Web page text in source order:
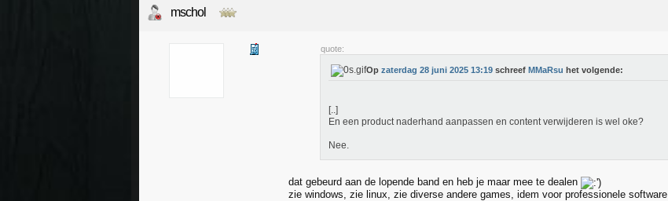
mschol
quote:
Op zaterdag 28 juni 2025 13:19 schreef MMaRsu het volgende:
[..]
En een product naderhand aanpassen en content verwijderen is wel oke?
Nee.
dat gebeurd aan de lopende band en heb je maar mee te dealen
zie windows, zie linux, zie diverse andere games, idem voor professionele software